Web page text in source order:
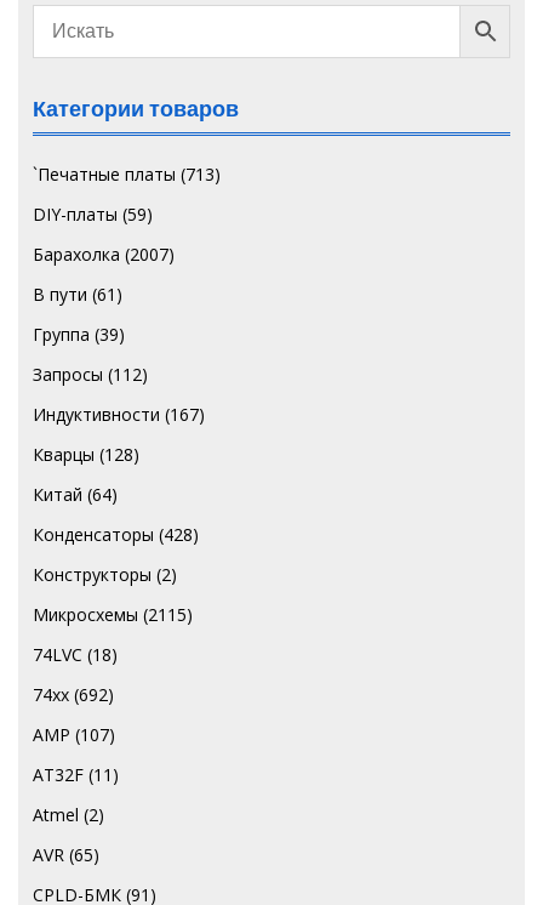
Категории товаров
`Печатные платы (713)
DIY-платы (59)
Барахолка (2007)
В пути (61)
Группа (39)
Запросы (112)
Индуктивности (167)
Кварцы (128)
Китай (64)
Конденсаторы (428)
Конструкторы (2)
Микросхемы (2115)
74LVC (18)
74хх (692)
AMP (107)
AT32F (11)
Atmel (2)
AVR (65)
CPLD-БМК (91)